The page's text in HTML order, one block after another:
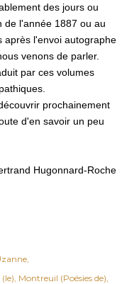
des jours ou
de l'année 1887 ou au
après l'envoi autographe
venons de parler.
par ces volumes
prochainement
d'en savoir un peu
Hugonnard-Roche
Montreuil (Poésies de)